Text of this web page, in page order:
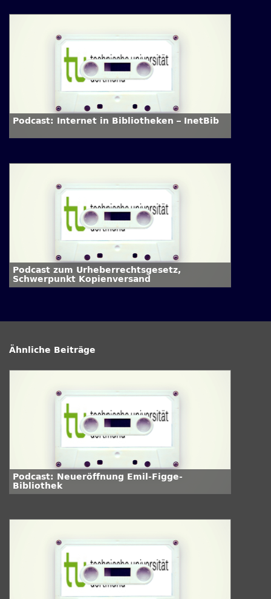
Podcast: Internet in Bibliotheken – InetBib
Podcast zum Urheberrechtsgesetz,
Schwerpunkt Kopienversand
Ähnliche Beiträge
Podcast: Neueröffnung Emil-Figge-
Bibliothek